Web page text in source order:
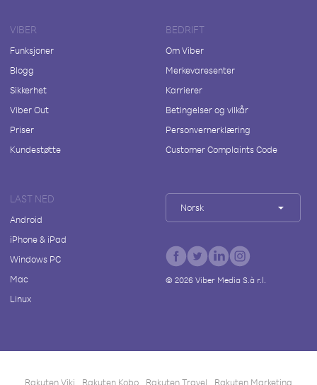
VIBER
Funksjoner
Blogg
Sikkerhet
Viber Out
Priser
Kundestøtte
BEDRIFT
Om Viber
Merkevaresenter
Karrierer
Betingelser og vilkår
Personvernerklæring
Customer Complaints Code
LAST NED
Android
iPhone & iPad
Windows PC
Mac
Linux
Norsk
© 2026Viber Media S.à r.l.
Rakuten Viki Rakuten Kobo Rakuten Travel Rakuten Marketing